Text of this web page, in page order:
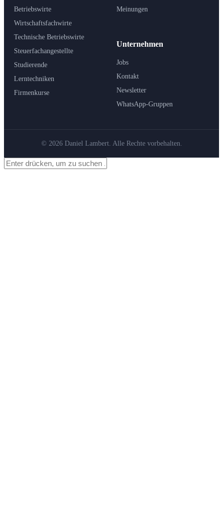
Betriebswirte
Wirtschaftsfachwirte
Technische Betriebswirte
Steuerfachangestellte
Studierende
Lerntechniken
Firmenkurse
Meinungen
Unternehmen
Jobs
Kontakt
Newsletter
WhatsApp-Gruppen
© 2026 Daniel Lambert. Alle Rechte vorbehalten.